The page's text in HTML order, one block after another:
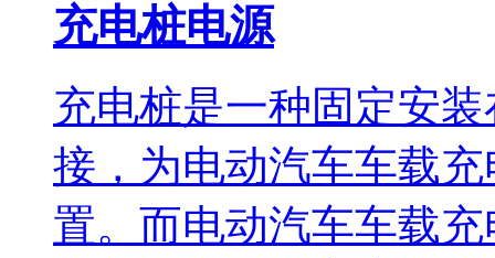
充电桩电源
充电桩是一种固定安
接，为电动汽车车载
置。而电动汽车车载